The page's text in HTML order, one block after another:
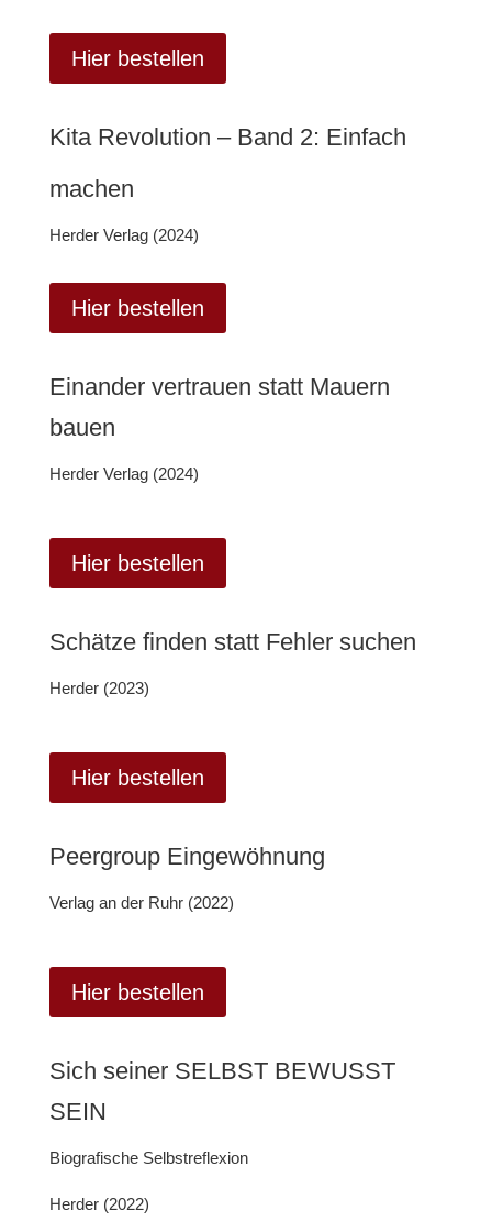
Hier bestellen
Kita Revolution – Band 2: Einfach
machen
Herder Verlag (2024)
Hier bestellen
Einander vertrauen statt Mauern
bauen
Herder Verlag (2024)
Hier bestellen
Schätze finden statt Fehler suchen
Herder (2023)
Hier bestellen
Peergroup Eingewöhnung
Verlag an der Ruhr (2022)
Hier bestellen
Sich seiner SELBST BEWUSST
SEIN
Biografische Selbstreflexion
Herder (2022)